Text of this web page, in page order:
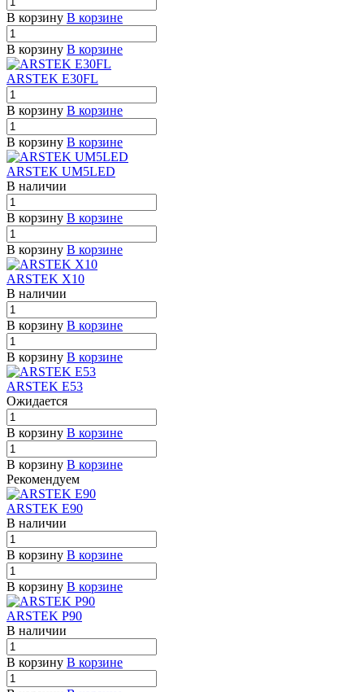
В корзину В корзине
В корзину В корзине
ARSTEK E30FL
В корзину В корзине
В корзину В корзине
ARSTEK UM5LED
В наличии
В корзину В корзине
В корзину В корзине
ARSTEK X10
В наличии
В корзину В корзине
В корзину В корзине
ARSTEK E53
Ожидается
В корзину В корзине
В корзину В корзине
Рекомендуем
ARSTEK E90
В наличии
В корзину В корзине
В корзину В корзине
ARSTEK P90
В наличии
В корзину В корзине